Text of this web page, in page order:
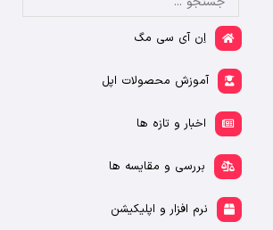
اِن آی سی مگ
آموزش محصولات اپل
اخبار و تازه ها
بررسی و مقایسه ها
نرم افزار و اپلیکیشن